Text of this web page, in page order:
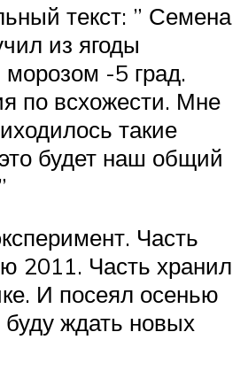
текст: ” Семена
из ягоды
морозом -5 град.
по всхожести. Мне
такие
будет наш общий
Часть
2011. Часть хранил
И посеял осенью
ждать новых